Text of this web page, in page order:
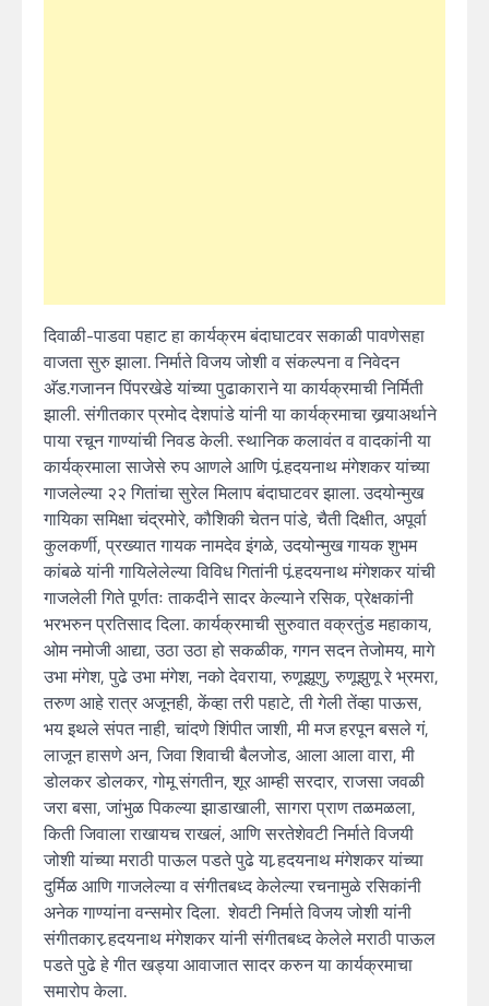
दिवाळी-पाडवा पहाट हा कार्यक्रम बंदाघाटवर सकाळी पावणेसहा
वाजता सुरु झाला. निर्माते विजय जोशी व संकल्पना व निवेदन
अ‍ॅड.गजानन पिंपरखेडे यांच्या पुढाकाराने या कार्यक्रमाची निर्मिती
झाली. संगीतकार प्रमोद देशपांडे यांनी या कार्यक्रमाचा खर्‍याअर्थाने
पाया रचून गाण्यांची निवड केली. स्थानिक कलावंत व वादकांनी या
कार्यक्रमाला साजेसे रुप आणले आणि पं.र्‍हदयनाथ मंगेशकर यांच्या
गाजलेल्या २२ गितांचा सुरेल मिलाप बंदाघाटवर झाला. उदयोन्मुख
गायिका समिक्षा चंद्रमोरे, कौशिकी चेतन पांडे, चैती दिक्षीत, अपूर्वा
कुलकर्णी, प्रख्यात गायक नामदेव इंगळे, उदयोन्मुख गायक शुभम
कांबळे यांनी गायिलेलेल्या विविध गितांनी पं.र्‍हदयनाथ मंगेशकर यांची
गाजलेली गिते पूर्णतः ताकदीने सादर केल्याने रसिक, प्रेक्षकांनी
भरभरुन प्रतिसाद दिला. कार्यक्रमाची सुरुवात वक्रतुंड महाकाय,
ओम नमोजी आद्या, उठा उठा हो सकळीक, गगन सदन तेजोमय, मागे
उभा मंगेश, पुढे उभा मंगेश, नको देवराया, रुणूझूणु, रुणूझुणू रे भ्रमरा,
तरुण आहे रात्र अजूनही, केंव्हा तरी पहाटे, ती गेली तेंव्हा पाऊस,
भय इथले संपत नाही, चांदणे शिंपीत जाशी, मी मज हरपून बसले गं,
लाजून हासणे अन, जिवा शिवाची बैलजोड, आला आला वारा, मी
डोलकर डोलकर, गोमू संगतीन, शूर आम्ही सरदार, राजसा जवळी
जरा बसा, जांभुळ पिकल्या झाडाखाली, सागरा प्राण तळमळला,
किती जिवाला राखायच राखलं, आणि सरतेशेवटी निर्माते विजयी
जोशी यांच्या मराठी पाऊल पडते पुढे या र्‍हदयनाथ मंगेशकर यांच्या
दुर्मिळ आणि गाजलेल्या व संगीतबध्द केलेल्या रचनामुळे रसिकांनी
अनेक गाण्यांना वन्समोर दिला. शेवटी निर्माते विजय जोशी यांनी
संगीतकार र्‍हदयनाथ मंगेशकर यांनी संगीतबध्द केलेले मराठी पाऊल
पडते पुढे हे गीत खड्या आवाजात सादर करुन या कार्यक्रमाचा
समारोप केला.